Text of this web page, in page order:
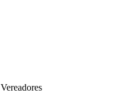
Vereadores